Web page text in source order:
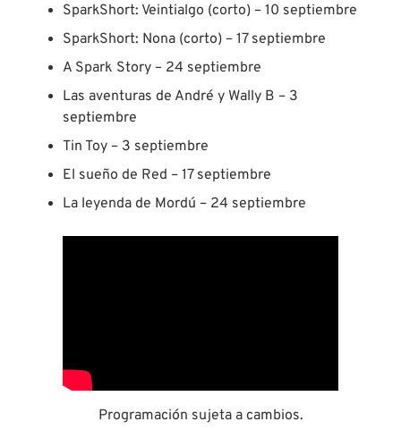
SparkShort: Veintialgo (corto) – 10 septiembre
SparkShort: Nona (corto) – 17 septiembre
A Spark Story – 24 septiembre
Las aventuras de André y Wally B – 3
septiembre
Tin Toy – 3 septiembre
El sueño de Red – 17 septiembre
La leyenda de Mordú – 24 septiembre
Programación sujeta a cambios.